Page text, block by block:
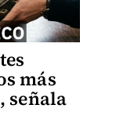
más
señala